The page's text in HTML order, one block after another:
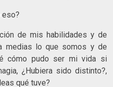
eso?
de mis habilidades y de
medias lo que somos y de
cómo pudo ser mi vida si
¿Hubiera sido distinto?,
qué tuve?